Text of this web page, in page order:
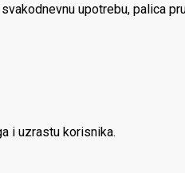
upotrebu, palica
i uzrastu korisnika.